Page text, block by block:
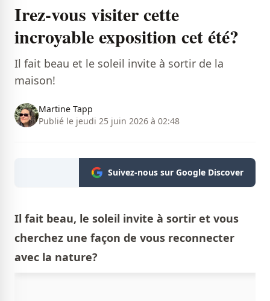
Irez-vous visiter cette
incroyable exposition cet été?
Il fait beau et le soleil invite à sortir de la
maison!
Martine Tapp
Publié le jeudi 25 juin 2026 à 02:48
Suivez-nous sur Google Discover
Il fait beau, le soleil invite à sortir et vous
cherchez une façon de vous reconnecter
avec la nature?